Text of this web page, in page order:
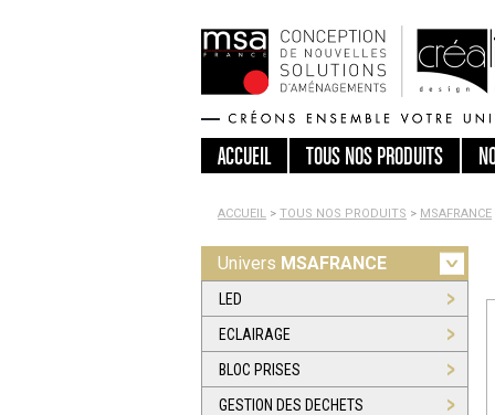
ACCUEIL TOUSNOS PRODUITS
ACCUEIL > TOUS NOS PRODUITS > MSAFRANCE
Univers MSAFRANCE
LED
ECLAIRAGE
BLOC PRISES
GESTION DES DECHETS